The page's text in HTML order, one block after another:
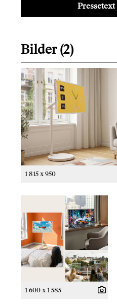
Bilder (2)
1 815 x 950
1 600 x 1 585